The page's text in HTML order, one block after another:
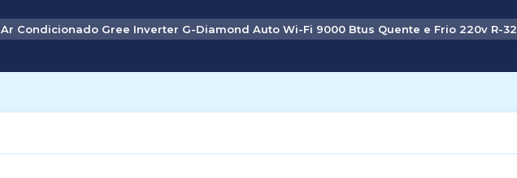
Ar Condicionado Gree Inverter G-Diamond Auto Wi-Fi 9000 Btus Quente e Frio 220v R-32